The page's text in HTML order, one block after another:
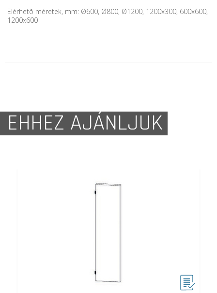
Elérhetõ méretek, mm: Ø600, Ø800, Ø1200, 1200x300, 600x600,
1200x600
EHHEZ AJÁNLJUK